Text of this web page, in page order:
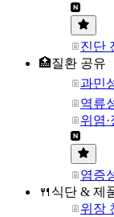
진단
🏥질환 공유
과민
역류
위염
염증
🍴식단 & 제
위장